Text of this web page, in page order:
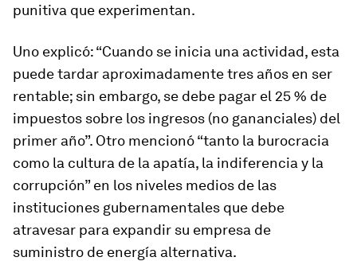
punitiva que experimentan.
Uno explicó: “Cuando se inicia una actividad, esta
puede tardar aproximadamente tres años en ser
rentable; sin embargo, se debe pagar el 25 % de
impuestos sobre los ingresos (no gananciales) del
primer año”. Otro mencionó “tanto la burocracia
como la cultura de la apatía, la indiferencia y la
corrupción” en los niveles medios de las
instituciones gubernamentales que debe
atravesar para expandir su empresa de
suministro de energía alternativa.